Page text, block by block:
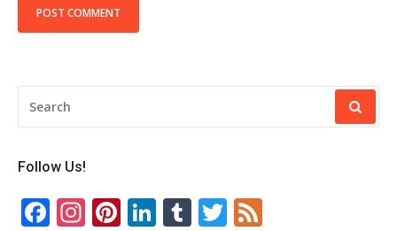
FOR:
Follow Us!
Facebook
Instagram
Pinterest
LinkedIn
TumblrTwitter